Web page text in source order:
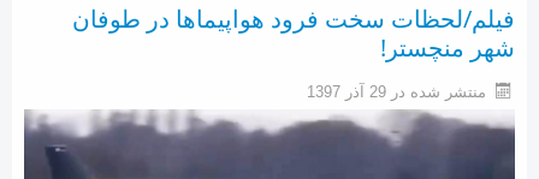
فیلم/لحظات سخت فرود هواپیماها در طوفان
شهر منچستر!
منتشر شده در 29 آذر 1397